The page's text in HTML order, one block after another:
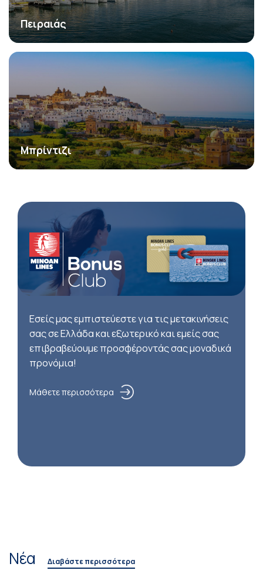
Πειραιάς
Μπρίντιζι
Εσείς μας εμπιστεύεστε για τις μετακινήσεις
σας σε Ελλάδα και εξωτερικό και εμείς σας
επιβραβεύουμε προσφέροντάς σας μοναδικά
προνόμια!
Μάθετε περισσότερα
Νέα Διαβάστε περισσότερα